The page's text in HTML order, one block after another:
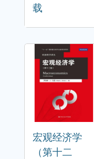
载
宏观经济学
（第十二